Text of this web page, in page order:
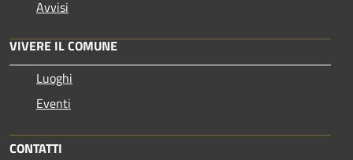
Avvisi
VIVERE IL COMUNE
Luoghi
Eventi
CONTATTI